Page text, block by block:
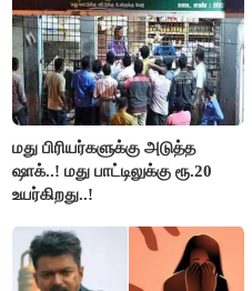
மது பிரியர்களுக்கு அடுத்த
ஷாக்..! மது பாட்டிலுக்கு ரூ.20
உயர்கிறது..!